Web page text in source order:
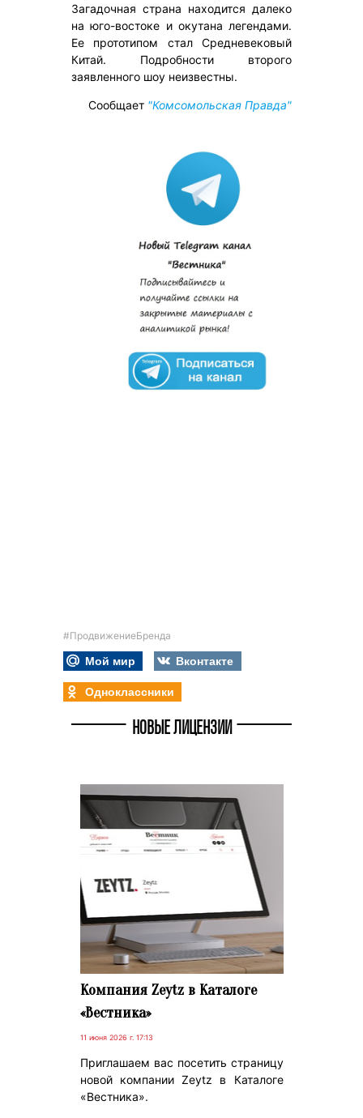
Загадочная страна находится далеко
на юго-востоке и окутана легендами.
Ее прототипом стал Средневековый
Китай. Подробности второго
заявленного шоу неизвестны.
Сообщает "Комсомольская Правда"
#ПродвижениеБренда
Мой мир
Вконтакте
Одноклассники
НОВЫЕ ЛИЦЕНЗИИ
Компания Zeytz в Каталоге
«Вестника»
11 июня 2026 г. 17:13
Приглашаем вас посетить страницу
новой компании Zeytz в Каталоге
«Вестника».